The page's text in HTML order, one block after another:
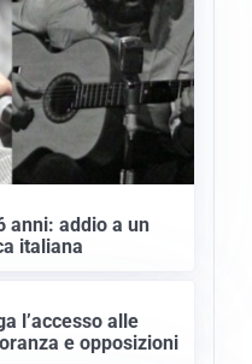
anni: addio a un
italiana
l’accesso alle
e opposizioni